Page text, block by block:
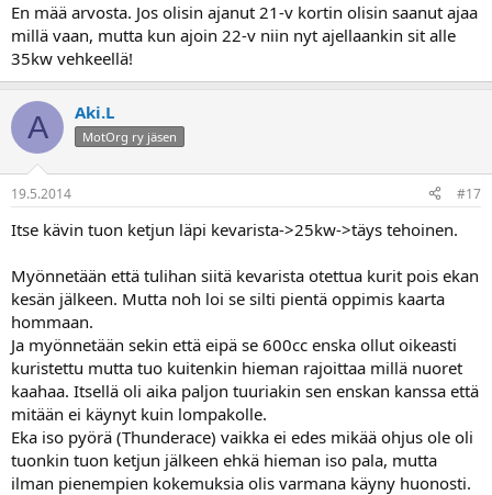
En mää arvosta. Jos olisin ajanut 21-v kortin olisin saanut ajaa
millä vaan, mutta kun ajoin 22-v niin nyt ajellaankin sit alle
35kw vehkeellä!
A Aki.L
MotOrg ry jäsen
19.5.2014 #17
Itse kävin tuon ketjun läpi kevarista->25kw->täys tehoinen.
Myönnetään että tulihan siitä kevarista otettua kurit pois ekan
kesän jälkeen. Mutta noh loi se silti pientä oppimis kaarta
hommaan.
Ja myönnetään sekin että eipä se 600cc enska ollut oikeasti
kuristettu mutta tuo kuitenkin hieman rajoittaa millä nuoret
kaahaa. Itsellä oli aika paljon tuuriakin sen enskan kanssa että
mitään ei käynyt kuin lompakolle.
Eka iso pyörä (Thunderace) vaikka ei edes mikää ohjus ole oli
tuonkin tuon ketjun jälkeen ehkä hieman iso pala, mutta
ilman pienempien kokemuksia olis varmana käyny huonosti.